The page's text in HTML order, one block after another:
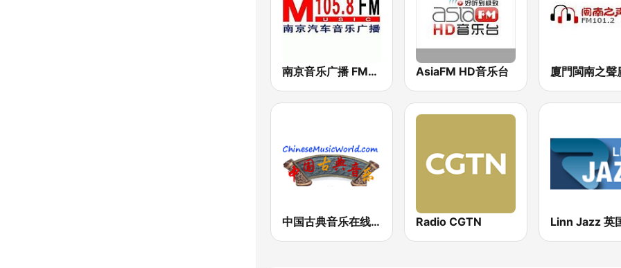
南京音乐广播 FM105.8 (Nanjing music) AsiaFM HD音乐台
中国古典音乐在线 (Chinese Classical) Radio CGTN